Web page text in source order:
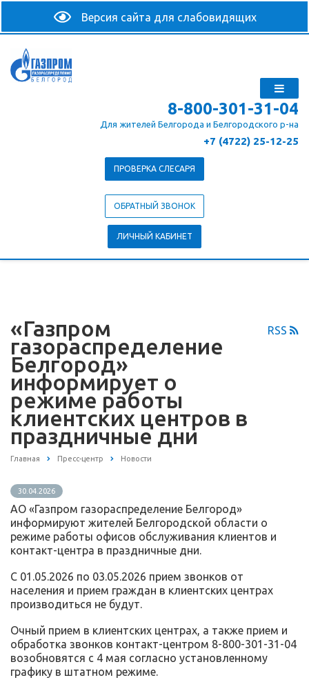
8-800-301-31-04
Для жителей Белгорода и Белгородского р-на
+7 (4722) 25-12-25
ПРОВЕРКА СЛЕСАРЯ
ОБРАТНЫЙ ЗВОНОК
ЛИЧНЫЙ КАБИНЕТ
RSS
«Газпром
газораспределение
Белгород»
информирует о
режиме работы
клиентских центров в
праздничные дни
Главная Пресс-центр Новости
30.04.2026
АО «Газпром газораспределение Белгород»
информируют жителей Белгородской области о
режиме работы офисов обслуживания клиентов и
контакт-центра в праздничные дни.
С 01.05.2026 по 03.05.2026 прием звонков от
населения и прием граждан в клиентских центрах
производиться не будут.
Очный прием в клиентских центрах, а также прием и
обработка звонков контакт-центром 8-800-301-31-04
возобновятся с 4 мая согласно установленному
графику в штатном режиме.